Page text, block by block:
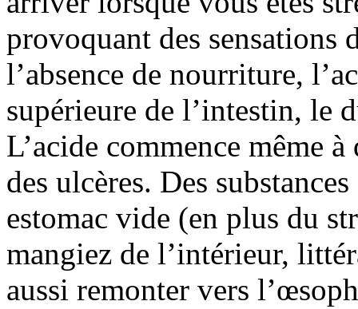
provoquant des sensations
l’absence de nourriture,
supérieure de l’intestin, le
L’acide commence même
des ulcères. Des
estomac vide (en plus du
mangiez de l’intérieur,
aussi remonter vers